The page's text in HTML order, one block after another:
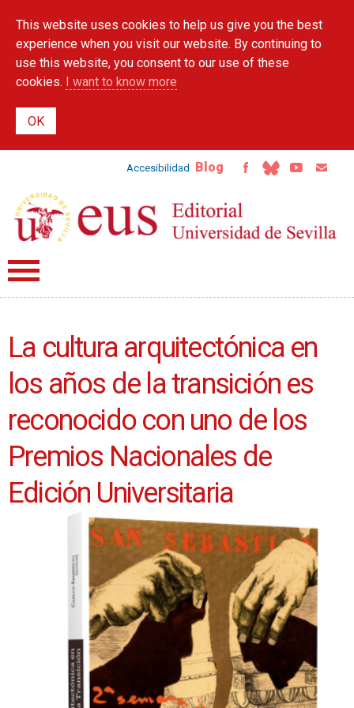
main
content
This website uses cookies to help us give you the best
experience when you visit our website. By continuing to
use this website, you consent to our use of these
cookies. I want to know more
Accesibilidad Blog
La cultura arquitectónica en
los años de la transición es
reconocido con uno de los
Premios Nacionales de
Edición Universitaria